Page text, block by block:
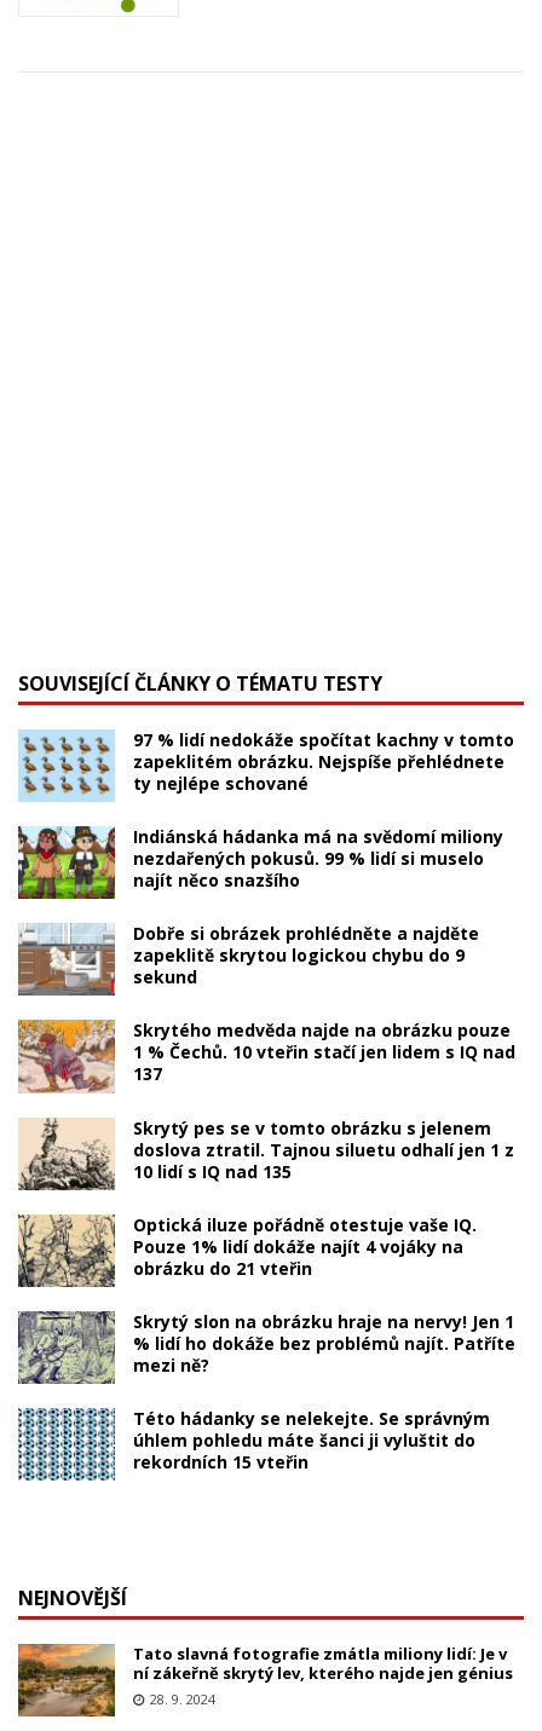
SOUVISEJÍCÍ ČLÁNKY O TÉMATU TESTY
97 % lidí nedokáže spočítat kachny v tomto
zapeklitém obrázku. Nejspíše přehlédnete
ty nejlépe schované
Indiánská hádanka má na svědomí miliony
nezdařených pokusů. 99 % lidí si muselo
najít něco snazšího
Dobře si obrázek prohlédněte a najděte
zapeklitě skrytou logickou chybu do 9
sekund
Skrytého medvěda najde na obrázku pouze
1 % Čechů. 10 vteřin stačí jen lidem s IQ nad
137
Skrytý pes se v tomto obrázku s jelenem
doslova ztratil. Tajnou siluetu odhalí jen 1 z
10 lidí s IQ nad 135
Optická iluze pořádně otestuje vaše IQ.
Pouze 1% lidí dokáže najít 4 vojáky na
obrázku do 21 vteřin
Skrytý slon na obrázku hraje na nervy! Jen 1
% lidí ho dokáže bez problémů najít. Patříte
mezi ně?
Této hádanky se nelekejte. Se správným
úhlem pohledu máte šanci ji vyluštit do
rekordních 15 vteřin
NEJNOVĚJŠÍ
Tato slavná fotografie zmátla miliony lidí: Je v
ní zákeřně skrytý lev, kterého najde jen génius
28. 9. 2024